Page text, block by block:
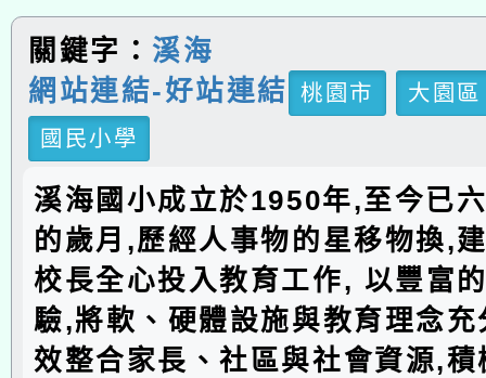
關鍵字： 溪海
網站連結-好站連結
桃園市
大園區
國民小學
溪海國小成立於1950年,至今已
的歲月,歷經人事物的星移物換,
校長全心投入教育工作, 以豐富
驗,將軟、硬體設施與教育理念
效整合家長、社區與社會資源,